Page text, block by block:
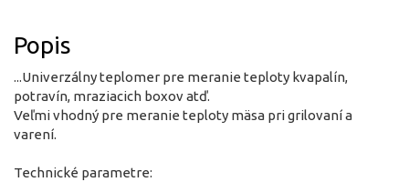
Popis
...Univerzálny teplomer pre meranie teploty kvapalín,
potravín, mraziacich boxov atď.
Veľmi vhodný pre meranie teploty mäsa pri grilovaní a
varení.
Technické parametre: